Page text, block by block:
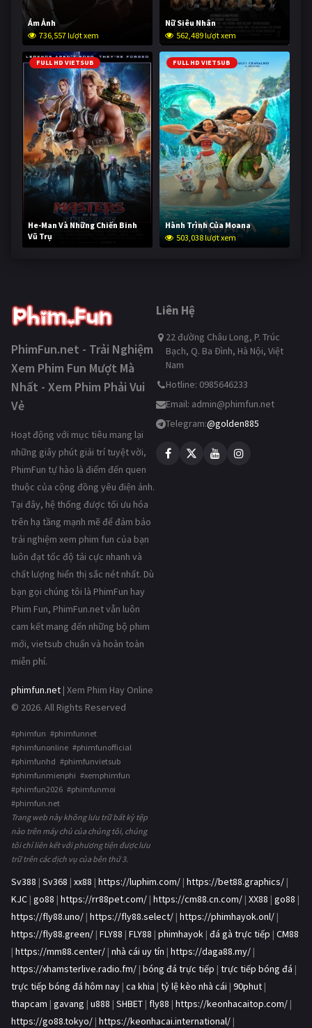
Ám Ảnh
736,557 lượt xem
Nữ Siêu Nhân
562,489 lượt xem
FULL HD VIETSUB
He-Man Và Những Chiến Binh
Vũ Trụ
253,083 lượt xem
FULL HD VIETSUB
Hành Trình Của Moana
503,038 lượt xem
PhimFun.net - Trải Nghiệm
Xem Phim Fun Mượt Mà
Nhất - Xem Phim Phải Vui
Vẻ
Hoạt động với mục tiêu mang lại
những giây phút giải trí tuyệt vời,
PhimFun tự hào là điểm đến quen
thuộc của cộng đồng yêu điện ảnh.
Tại đây, hệ thống được tối ưu hóa
trên hạ tầng mạnh mẽ để đảm bảo
trải nghiệm xem phim fun của bạn
luôn đạt tốc độ tải cực nhanh và
chất lượng hiển thị sắc nét nhất. Dù
bạn gọi chúng tôi là PhimFun hay
Phim Fun, PhimFun.net vẫn luôn
cam kết mang đến những bộ phim
mới, vietsub chuẩn và hoàn toàn
miễn phí.
phimfun.net | Xem Phim Hay Online
© 2026. All Rights Reserved
#phimfun #phimfunnet
#phimfunonline #phimfunofficial
#phimfunhd #phimfunvietsub
#phimfunmienphi #xemphimfun
#phimfun2026 #phimfunmoi
#phimfun.net
Trang web này không lưu trữ bất kỳ tệp
nào trên máy chủ của chúng tôi, chúng
tôi chỉ liên kết với phương tiện được lưu
trữ trên các dịch vụ của bên thứ 3.
Liên Hệ
22 đường Châu Long, P. Trúc
Bạch, Q. Ba Đình, Hà Nội, Việt
Nam
Hotline: 0985646233
Email: admin@phimfun.net
Telegram:@golden885
Sv388 | Sv368 | xx88 | https://luphim.com/ | https://bet88.graphics/ |
KJC | go88 | https://rr88pet.com/ | https://cm88.cn.com/ | XX88 | go88 |
https://fly88.uno/ | https://fly88.select/ | https://phimhayok.onl/ |
https://fly88.green/ | FLY88 | FLY88 | phimhayok | đá gà trực tiếp | CM88
| https://mm88.center/ | nhà cái uy tín | https://daga88.my/ |
https://xhamsterlive.radio.fm/ | bóng đá trực tiếp | trực tiếp bóng đá |
trực tiếp bóng đá hôm nay | ca khia | tỷ lệ kèo nhà cái | 90phut |
thapcam | gavang | u888 | SHBET | fly88 | https://keonhacaitop.com/ |
https://go88.tokyo/ | https://keonhacai.international/ |